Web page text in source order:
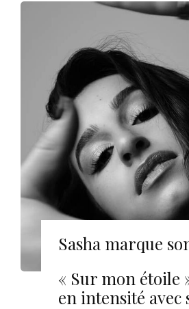
Sasha marque
« Sur mon étoile
en intensité avec